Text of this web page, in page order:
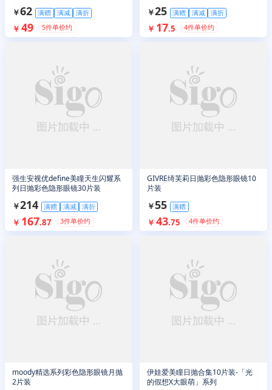
￥62 满赠 满减 满折
￥ 49 5件单价约
￥25 满赠 满减 满折
￥ 17.5 4件单价约
强生安视优define美瞳天生闪耀系
列日抛彩色隐形眼镜30片装
￥214 满赠 满减 满折
￥ 167.87 3件单价约
GIVRE绮芙莉日抛彩色隐形眼镜10
片装
￥55 满赠
￥ 43.75 4件单价约
moody精选系列彩色隐形眼镜月抛
2片装
伊娃爱美瞳日抛合集10片装-「光
的假想X大眼萌」系列